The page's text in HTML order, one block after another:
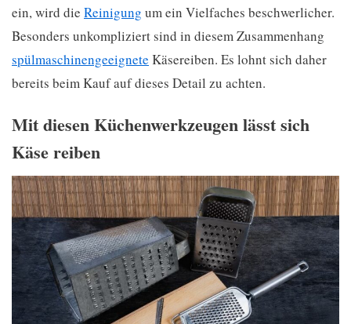
ein, wird die Reinigung um ein Vielfaches beschwerlicher.
Besonders unkompliziert sind in diesem Zusammenhang
spülmaschinengeeignete Käsereiben. Es lohnt sich daher
bereits beim Kauf auf dieses Detail zu achten.
Mit diesen Küchenwerkzeugen lässt sich
Käse reiben